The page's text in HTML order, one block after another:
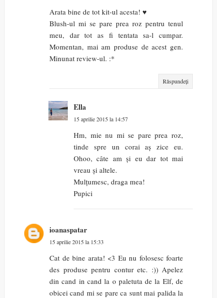
Arata bine de tot kit-ul acesta! ♥
Blush-ul mi se pare prea roz pentru tenul
meu, dar tot as fi tentata sa-l cumpar.
Momentan, mai am produse de acest gen.
Minunat review-ul. :*
Răspundeți
Ella
15 aprilie 2015 la 14:57
Hm, mie nu mi se pare prea roz,
tinde spre un corai aș zice eu.
Ohoo, câte am și eu dar tot mai
vreau și altele.
Mulțumesc, draga mea!
Pupici
ioanaspatar
15 aprilie 2015 la 15:33
Cat de bine arata! <3 Eu nu folosesc foarte
des produse pentru contur etc. :)) Apelez
din cand in cand la o paletuta de la Elf, de
obicei cand mi se pare ca sunt mai palida la